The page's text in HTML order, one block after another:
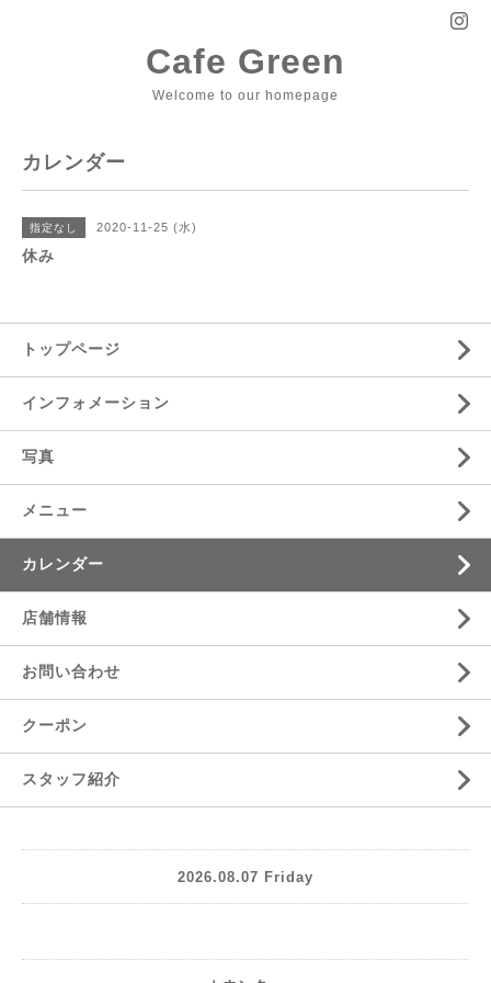
Cafe Green
Welcome to our homepage
カレンダー
指定なし 2020-11-25 (水)
休み
トップページ
インフォメーション
写真
メニュー
カレンダー
店舗情報
お問い合わせ
クーポン
スタッフ紹介
2026.08.07 Friday